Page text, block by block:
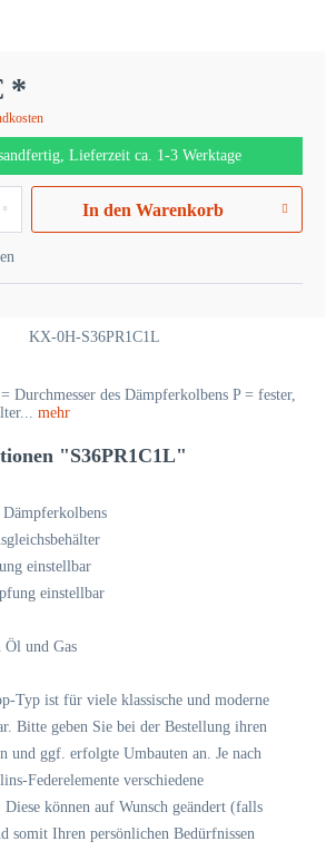
*
Lieferzeit ca. 1-3 Werktage
In den Warenkorb
KX-0H-S36PR1C1L
Durchmesser des Dämpferkolbens P = fester,
mehr
"S36PR1C1L"
Dämpferkolbens
einstellbar
einstellbar
Öl und Gas
Typ ist für viele klassische und moderne
Bitte geben Sie bei der Bestellung ihren
und ggf. erfolgte Umbauten an. Je nach
Federelemente verschiedene
können auf Wunsch geändert (falls
somit Ihren persönlichen Bedürfnissen